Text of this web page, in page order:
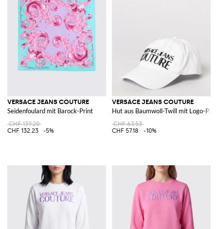
VERSACE JEANS COUTURE
Seidenfoulard mit Barock-Print
CHF 139.20
CHF 132.23
-5%
VERSACE JEANS COUTURE
Hut aus Baumwoll-Twill mit Logo-
CHF 63.53
CHF 57.18
-10%